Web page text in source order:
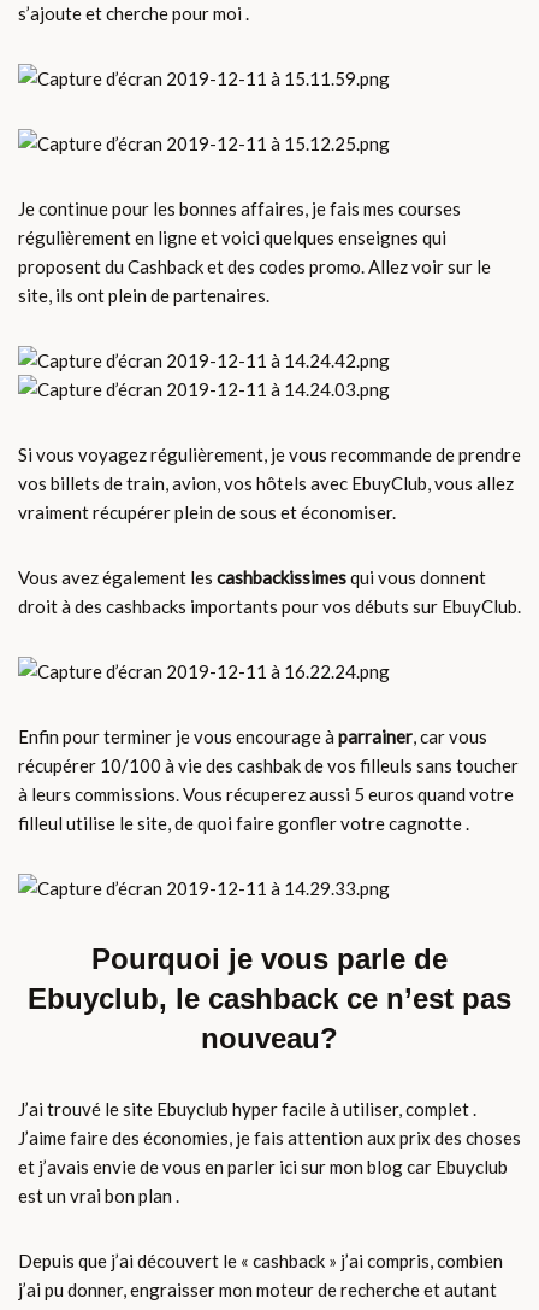
s’ajoute et cherche pour moi .
Je continue pour les bonnes affaires, je fais mes courses
régulièrement en ligne et voici quelques enseignes qui
proposent du Cashback et des codes promo. Allez voir sur le
site, ils ont plein de partenaires.
Si vous voyagez régulièrement, je vous recommande de prendre
vos billets de train, avion, vos hôtels avec EbuyClub, vous allez
vraiment récupérer plein de sous et économiser.
Vous avez également les cashbackissimesqui vous donnent
droit à des cashbacks importants pour vos débuts sur EbuyClub.
Enfin pour terminer je vous encourage à parrainer, car vous
récupérer 10/100 à vie des cashbak de vos filleuls sans toucher
à leurs commissions. Vous récuperez aussi 5 euros quand votre
filleul utilise le site, de quoi faire gonfler votre cagnotte .
Pourquoi je vous parle de
Ebuyclub, le cashback ce n’est pas
nouveau?
J’ai trouvé le site Ebuyclub hyper facile à utiliser, complet .
J’aime faire des économies, je fais attention aux prix des choses
et j’avais envie de vous en parler ici sur mon blog car Ebuyclub
est un vrai bon plan .
Depuis que j’ai découvert le « cashback » j’ai compris, combien
j’ai pu donner, engraisser mon moteur de recherche et autant